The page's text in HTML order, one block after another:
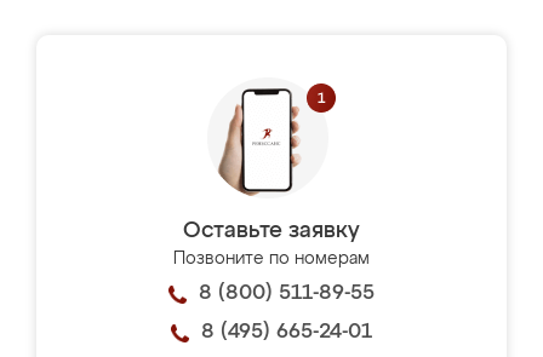
Оставьте заявку
Позвоните по номерам
8 (800) 511-89-55
8 (495) 665-24-01